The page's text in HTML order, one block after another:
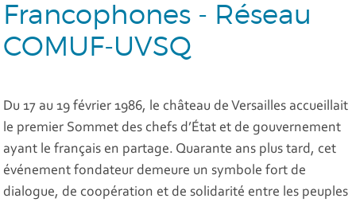
Francophones - Réseau
COMUF-UVSQ
Du 17 au 19 février 1986, le château de Versailles accueillait
le premier Sommet des chefs d’État et de gouvernement
ayant le français en partage. Quarante ans plus tard, cet
événement fondateur demeure un symbole fort de
dialogue, de coopération et de solidarité entre les peuples